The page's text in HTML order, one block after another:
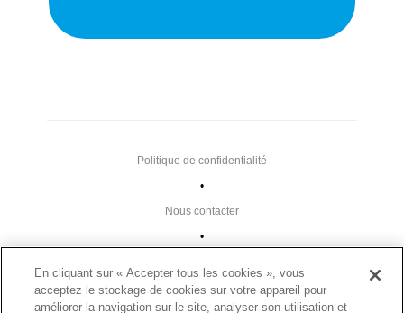
•
•
Nous contacter
•
Politique de confidentialité
En cliquant sur « Accepter tous les cookies », vous
acceptez le stockage de cookies sur votre appareil pour
améliorer la navigation sur le site, analyser son utilisation et